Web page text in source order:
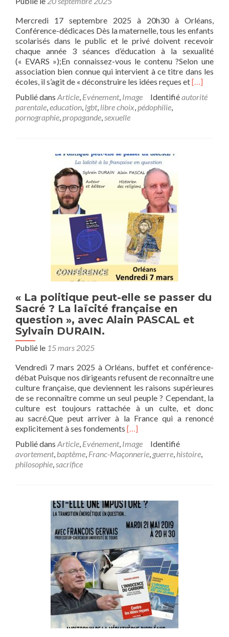
Mercredi 17 septembre 2025 à 20h30 à Orléans,
Conférence-dédicaces Dès la maternelle, tous les enfants
scolarisés dans le public et le privé doivent recevoir
chaque année 3 séances d’éducation à la sexualité
(« EVARS »);En connaissez-vous le contenu ?Selon une
association bien connue qui intervient à ce titre dans les
écoles, il s’agit de « déconstruire les idées reçues etEn
plus
[…]
Publié dans Article, Evénement, Image Identifiéautorité
parentale,education, lgbt, libre choix,pédophilie,
pornographie,propagande,sexuelle
« La politique peut-elle se passer du
Sacré ? La laïcité française en
question », avec Alain PASCAL et
Sylvain DURAIN.
Publié le 15 mars 2025
Vendredi 7 mars 2025 à Orléans, buffet et conférence-
débat Puisque nos dirigeants refusent de reconnaître une
culture française, que deviennent les raisons supérieures
de se reconnaître comme un seul peuple ? Cependant, la
culture est toujours rattachée à un culte, et donc
au sacré.Que peut arriver à la France qui a renoncé
explicitement à ses fondements En
plus
sur« La
se
passer
du
Sacré
La
laïcité
française
en
question »,
avec
Alain
PASCAL
[…]
Publié dans Article, Evénement, Image
Identifié
avortement, baptême, Franc-Maçonnerie, guerre, histoire,
philosophie,sacrifice